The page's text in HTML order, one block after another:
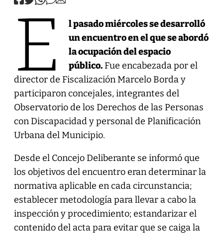
E
l pasado miércoles se desarrolló
un encuentro en el que se abordó
la ocupación del espacio
público.Fue encabezada por el
director de Fiscalización Marcelo Borda y
participaron concejales, integrantes del
Observatorio de los Derechos de las Personas
con Discapacidad y personal de Planificación
Urbana del Municipio.
Desde el Concejo Deliberante se informó que
los objetivos del encuentro eran determinar la
normativa aplicable en cada circunstancia;
establecer metodología para llevar a cabo la
inspección y procedimiento; estandarizar el
contenido del acta para evitar que se caiga la